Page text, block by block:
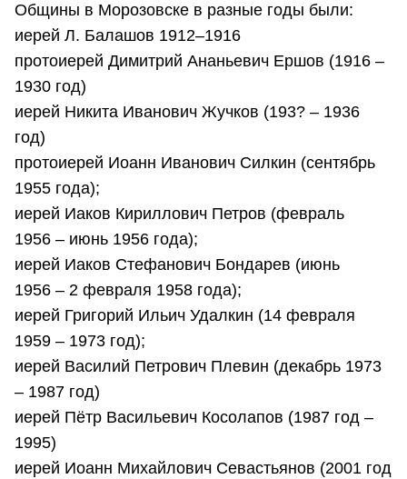
Общины в Морозовске в разные годы были:
иерей Л. Балашов 1912–1916
протоиерей Димитрий Ананьевич Ершов (1916 –
1930 год)
иерей Никита Иванович Жучков (193? – 1936
год)
протоиерей Иоанн Иванович Силкин (сентябрь
1955 года);
иерей Иаков Кириллович Петров (февраль
1956 – июнь 1956 года);
иерей Иаков Стефанович Бондарев (июнь
1956 – 2 февраля 1958 года);
иерей Григорий Ильич Удалкин (14 февраля
1959 – 1973 год);
иерей Василий Петрович Плевин (декабрь 1973
– 1987 год)
иерей Пётр Васильевич Косолапов (1987 год –
1995)
иерей Иоанн Михайлович Севастьянов (2001 год